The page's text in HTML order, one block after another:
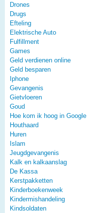
Drones
Drugs
Efteling
Elektrische Auto
Fulfillment
Games
Geld verdienen online
Geld besparen
Iphone
Gevangenis
Gietvloeren
Goud
Hoe kom ik hoog in Google
Houthaard
Huren
Islam
Jeugdgevangenis
Kalk en kalkaanslag
De Kassa
Kerstpakketten
Kinderboekenweek
Kindermishandeling
Kindsoldaten